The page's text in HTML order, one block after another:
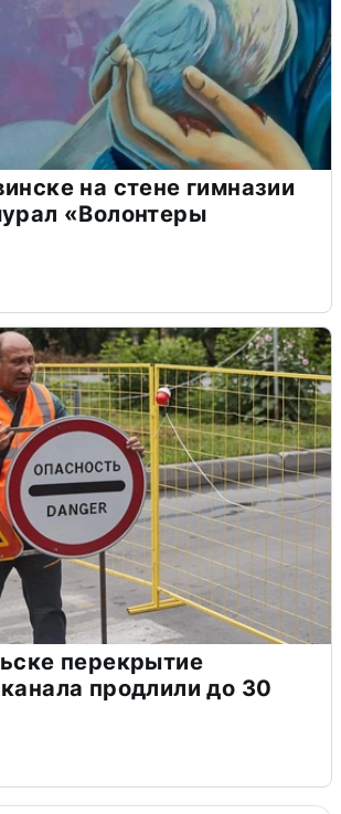
на стене гимназии
«Волонтеры
перекрытие
продлили до 30